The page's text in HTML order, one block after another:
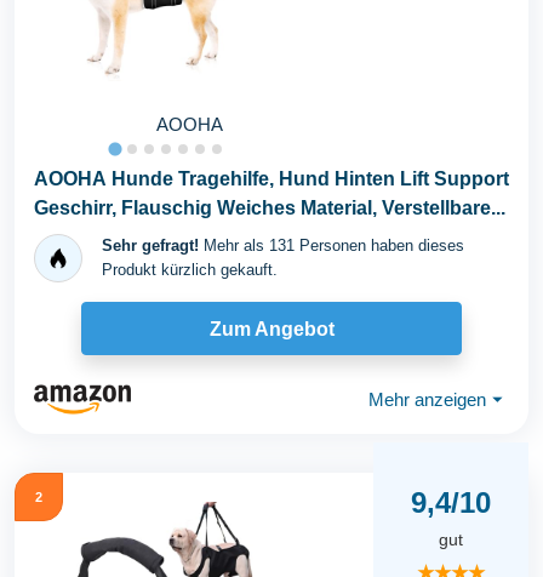
AOOHA
AOOHA Hunde Tragehilfe, Hund Hinten Lift Support
Geschirr, Flauschig Weiches Material, Verstellbare...
Sehr gefragt! Mehr als 131 Personen haben dieses
Produkt kürzlich gekauft.
Zum Angebot
Mehr anzeigen ⏷
2 9,4/10
gut
★★★★